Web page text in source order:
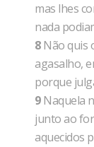
mas lhes
nada
8Não quis
agasalho,
porque
9Naquela
junto ao
aquecidos